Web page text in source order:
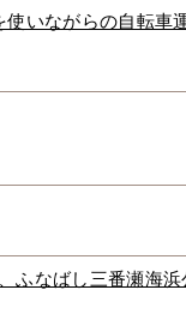
いながらの自転車
ふなばし三番瀬海浜